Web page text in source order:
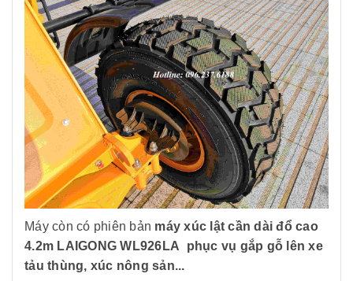
Máy còn có phiên bản máy xúc lật cần dài đổ cao
4.2m LAIGONG WL926LA phục vụ gắp gỗ lên xe
tảu thùng, xúc nông sản...